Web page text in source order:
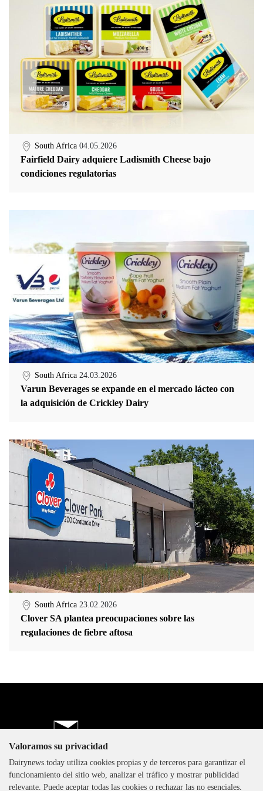
South Africa 04.05.2026
Fairfield Dairy adquiere Ladismith Cheese bajo
condiciones regulatorias
South Africa 24.03.2026
Varun Beverages se expande en el mercado lácteo con
la adquisición de Crickley Dairy
South Africa 23.02.2026
Clover SA plantea preocupaciones sobre las
regulaciones de fiebre aftosa
The DairyNews, todos los
derechos reservados, 2000-
Valoramos su privacidad
Dairynews.today utiliza cookies propias y de terceros para garantizar el
funcionamiento del sitio web, analizar el tráfico y mostrar publicidad
relevante. Puede aceptar todas las cookies o rechazar las no esenciales.